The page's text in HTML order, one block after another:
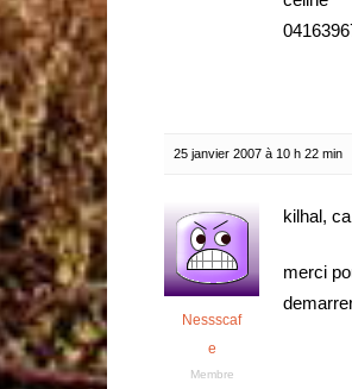
25 janvier 2007 à 10 h 22 min
Nessscaf
e
Membre
kilhal,
merci